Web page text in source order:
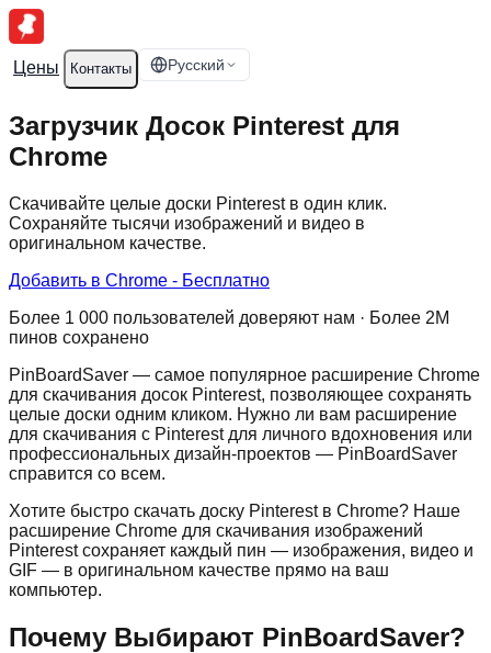
Цены Контакты Русский
Загрузчик Досок Pinterest для
Chrome
Скачивайте целые доски Pinterest в один клик.
Сохраняйте тысячи изображений и видео в
оригинальном качестве.
Добавить в Chrome - Бесплатно
Более 1 000 пользователей доверяют нам · Более 2М
пинов сохранено
PinBoardSaver — самое популярное расширение Chrome
для скачивания досок Pinterest, позволяющее сохранять
целые доски одним кликом. Нужно ли вам расширение
для скачивания с Pinterest для личного вдохновения или
профессиональных дизайн-проектов — PinBoardSaver
справится со всем.
Хотите быстро скачать доску Pinterest в Chrome? Наше
расширение Chrome для скачивания изображений
Pinterest сохраняет каждый пин — изображения, видео и
GIF — в оригинальном качестве прямо на ваш
компьютер.
Почему Выбирают PinBoardSaver?